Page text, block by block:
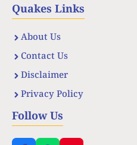
Quakes Links
About Us
Contact Us
Disclaimer
Privacy Policy
Follow Us